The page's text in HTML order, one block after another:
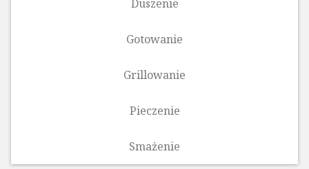
Duszenie
Gotowanie
Grillowanie
Pieczenie
Smażenie